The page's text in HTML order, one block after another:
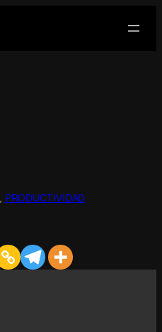
PRODUCTIVIDAD